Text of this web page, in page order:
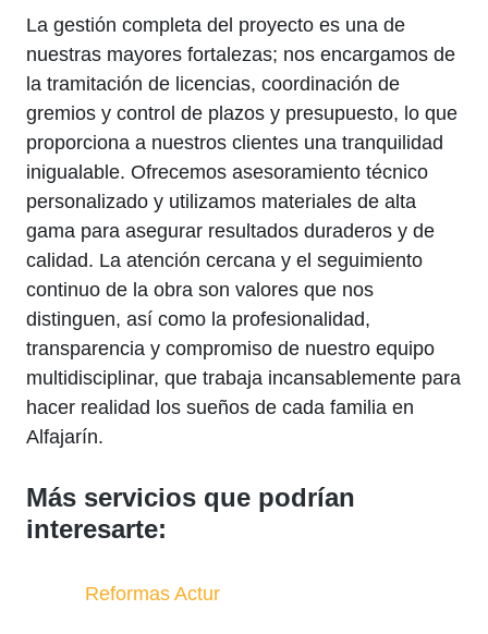
La gestión completa del proyecto es una de
nuestras mayores fortalezas; nos encargamos de
la tramitación de licencias, coordinación de
gremios y control de plazos y presupuesto, lo que
proporciona a nuestros clientes una tranquilidad
inigualable. Ofrecemos asesoramiento técnico
personalizado y utilizamos materiales de alta
gama para asegurar resultados duraderos y de
calidad. La atención cercana y el seguimiento
continuo de la obra son valores que nos
distinguen, así como la profesionalidad,
transparencia y compromiso de nuestro equipo
multidisciplinar, que trabaja incansablemente para
hacer realidad los sueños de cada familia en
Alfajarín.
Más servicios que podrían
interesarte:
Reformas Actur